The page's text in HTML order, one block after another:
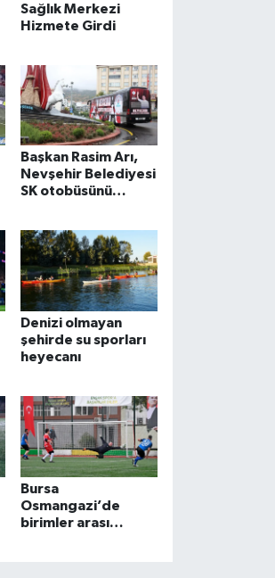
Sağlık Merkezi
Hizmete Girdi
Başkan Rasim Arı,
Nevşehir Belediyesi
SK otobüsünü
Denizi olmayan
şehirde su sporları
heyecanı
Bursa
Osmangazi’de
birimler arası